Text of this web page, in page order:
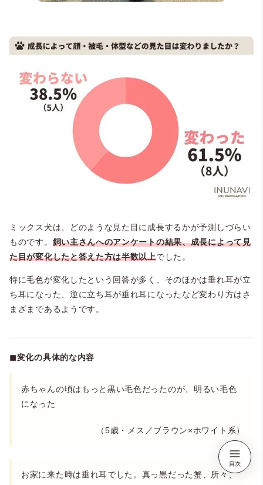
ミックス犬は、どのような見た目に成長するかが予測しづらい
ものです。 飼い主さんへのアンケートの結果、成長によって見
た目が変化したと答えた方は半数以上でした。
特に毛色が変化したという回答が多く、そのほかは垂れ耳が立
ち耳になった、逆に立ち耳が垂れ耳になったなど変わり方はさ
まざまであるようです。
◼︎変化の具体的な内容
赤ちゃんの頃はもっと黒い毛色だったのが、明るい毛色
になった
（5歳・メス／ブラウン×ホワイト系）
お家に来た時は垂れ耳でした。真っ黒だった蟹、所々、